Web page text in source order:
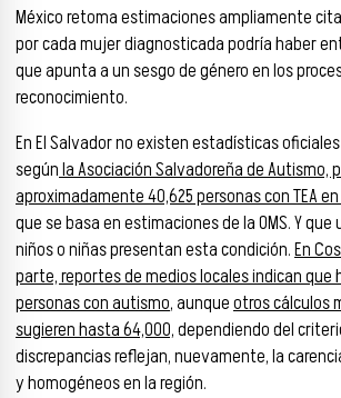
México retoma estimaciones ampliamente
por cada mujer diagnosticada podría haber
que apunta a un sesgo de género en los
reconocimiento.
En El Salvador no existen estadísticas
segúnla Asociación Salvadoreña de Autismo,
aproximadamente 40,625 personas con TEA
que se basa en estimaciones de la OMS. Y que
niños o niñas presentan esta condición.En
parte, reportes de medios locales indican que
personas con autismo, aunqueotros cálculos
sugieren hasta 64,000,dependiendo del
discrepancias reflejan, nuevamente, la
y homogéneos en la región.